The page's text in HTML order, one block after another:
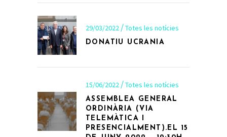
29/03/2022 Totes les notícies
DONATIU UCRANIA
15/06/2022 Totes les notícies
ASSEMBLEA GENERAL
ORDINÀRIA (VIA
TELEMÀTICA I
PRESENCIALMENT).EL 15